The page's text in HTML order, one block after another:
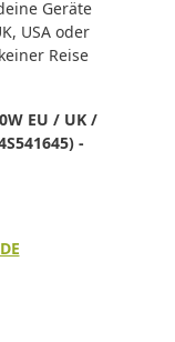
Geräte
USA oder
Reise
EU / UK /
-